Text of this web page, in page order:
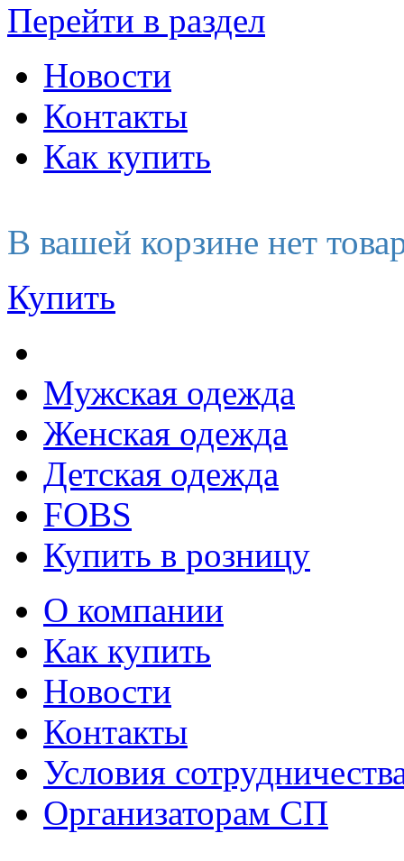
Перейти в раздел
Новости
Контакты
Как купить
В вашей корзине нет
Купить
Мужская одежда
Женская одежда
Детская одежда
FOBS
Купить в розницу
О компании
Как купить
Новости
Контакты
Условия
Организаторам СП